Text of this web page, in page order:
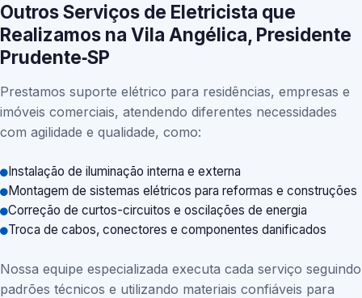
Outros Serviços de Eletricista que
Realizamos na Vila Angélica, Presidente
Prudente‑SP
Prestamos suporte elétrico para residências, empresas e
imóveis comerciais, atendendo diferentes necessidades
com agilidade e qualidade, como:
Instalação de iluminação interna e externa
Montagem de sistemas elétricos para reformas e construções
Correção de curtos-circuitos e oscilações de energia
Troca de cabos, conectores e componentes danificados
Nossa equipe especializada executa cada serviço seguindo
padrões técnicos e utilizando materiais confiáveis para